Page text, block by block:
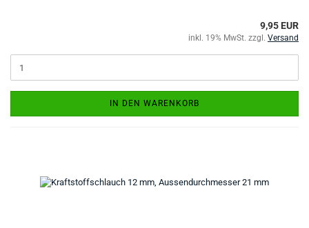
9,95 EUR
inkl. 19% MwSt. zzgl. Versand
IN DEN WARENKORB